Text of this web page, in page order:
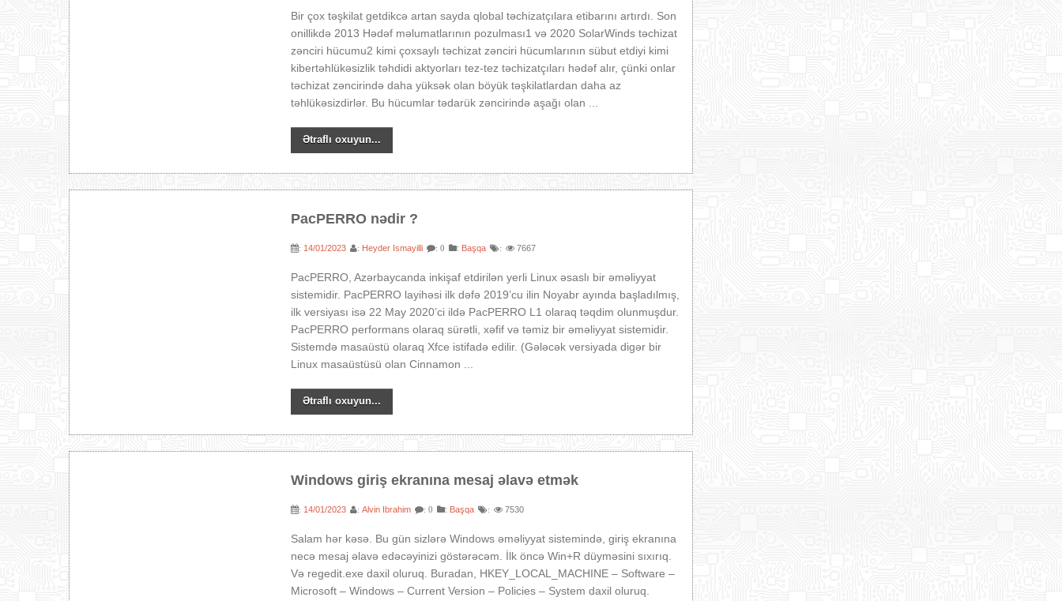
Bir çox təşkilat getdikcə artan sayda qlobal təchizatçılara etibarını artırdı. Son
onillikdə 2013 Hədəf məlumatlarının pozulması1 və 2020 SolarWinds təchizat
zənciri hücumu2 kimi çoxsaylı təchizat zənciri hücumlarının sübut etdiyi kimi
kibertəhlükəsizlik təhdidi aktyorları tez-tez təchizatçıları hədəf alır, çünki onlar
təchizat zəncirində daha yüksək olan böyük təşkilatlardan daha az
təhlükəsizdirlər. Bu hücumlar tədarük zəncirində aşağı olan ...
Ətraflı oxuyun...
PacPERRO nədir ?
: 14/01/2023 : Heyder Ismayilli : 0 : Başqa : 7667
PacPERRO, Azərbaycanda inkişaf etdirilən yerli Linux əsaslı bir əməliyyat
sistemidir. PacPERRO layihəsi ilk dəfə 2019’cu ilin Noyabr ayında başladılmış,
ilk versiyası isə 22 May 2020’ci ildə PacPERRO L1 olaraq təqdim olunmuşdur.
PacPERRO performans olaraq sürətli, xəfif və təmiz bir əməliyyat sistemidir.
Sistemdə masaüstü olaraq Xfce istifadə edilir. (Gələcək versiyada digər bir
Linux masaüstüsü olan Cinnamon ...
Ətraflı oxuyun...
Windows giriş ekranına mesaj əlavə etmək
: 14/01/2023 :Alvin Ibrahim : 0 : Başqa : 7530
Salam hər kəsə. Bu gün sizlərə Windows əməliyyat sistemində, giriş ekranına
necə mesaj əlavə edəcəyinizi göstərəcəm. İlk öncə Win+R düyməsini sıxırıq.
Və regedit.exe daxil oluruq. Buradan, HKEY_LOCAL_MACHINE – Software –
Microsoft – Windows – Current Version – Policies – System daxil oluruq.